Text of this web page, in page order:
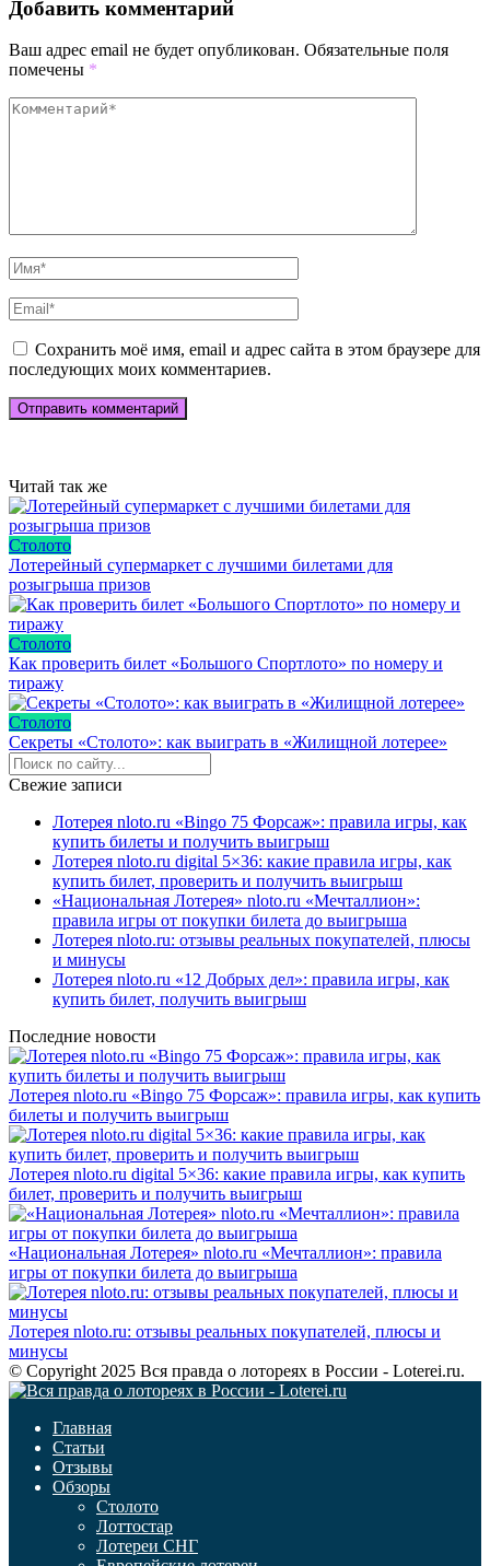
Добавить комментарий
Ваш адрес email не будет опубликован. Обязательные поля
помечены *
Сохранить моё имя, email и адрес сайта в этом браузере для
последующих моих комментариев.
Читай так же
Столото
Лотерейный супермаркет с лучшими билетами для
розыгрыша призов
Столото
Как проверить билет «Большого Спортлото» по номеру и
тиражу
Столото
Секреты «Столото»: как выиграть в «Жилищной лотерее»
Свежие записи
Лотерея nloto.ru «Bingo 75 Форсаж»: правила игры, как
купить билеты и получить выигрыш
Лотерея nloto.ru digital 5×36: какие правила игры, как
купить билет, проверить и получить выигрыш
«Национальная Лотерея» nloto.ru «Мечталлион»:
правила игры от покупки билета до выигрыша
Лотерея nloto.ru: отзывы реальных покупателей, плюсы
и минусы
Лотерея nloto.ru «12 Добрых дел»: правила игры, как
купить билет, получить выигрыш
Последние новости
Лотерея nloto.ru «Bingo 75 Форсаж»: правила игры, как купить
билеты и получить выигрыш
Лотерея nloto.ru digital 5×36: какие правила игры, как купить
билет, проверить и получить выигрыш
«Национальная Лотерея» nloto.ru «Мечталлион»: правила
игры от покупки билета до выигрыша
Лотерея nloto.ru: отзывы реальных покупателей, плюсы и
минусы
© Copyright 2025 Вся правда о лотореях в России - Loterei.ru.
Главная
Статьи
Отзывы
Обзоры
Столото
Лоттостар
Лотереи СНГ